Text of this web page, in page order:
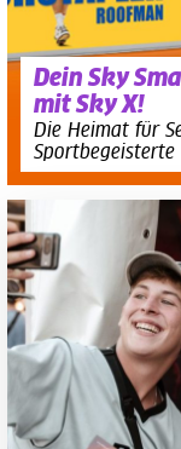
Dein Sky
mit Sky X!
Die Heimat für
Sportbegeisterte